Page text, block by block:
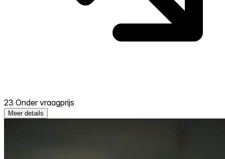
23 Onder vraagprijs
Meer details